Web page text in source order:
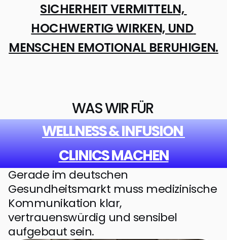
SICHERHEIT VERMITTELN,
HOCHWERTIG WIRKEN, UND
MENSCHEN EMOTIONAL BERUHIGEN.
WAS WIR FÜR
WELLNESS & INFUSION
CLINICS MACHEN
Gerade im deutschen
Gesundheitsmarkt muss medizinische
Kommunikation klar,
vertrauenswürdig und sensibel
aufgebaut sein.